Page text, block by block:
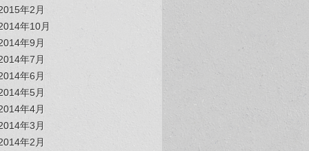
年2月
年10月
年9月
年7月
年6月
年5月
年4月
年3月
年2月